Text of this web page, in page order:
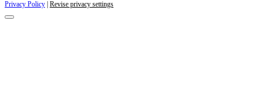
Privacy Policy Revise privacy settings